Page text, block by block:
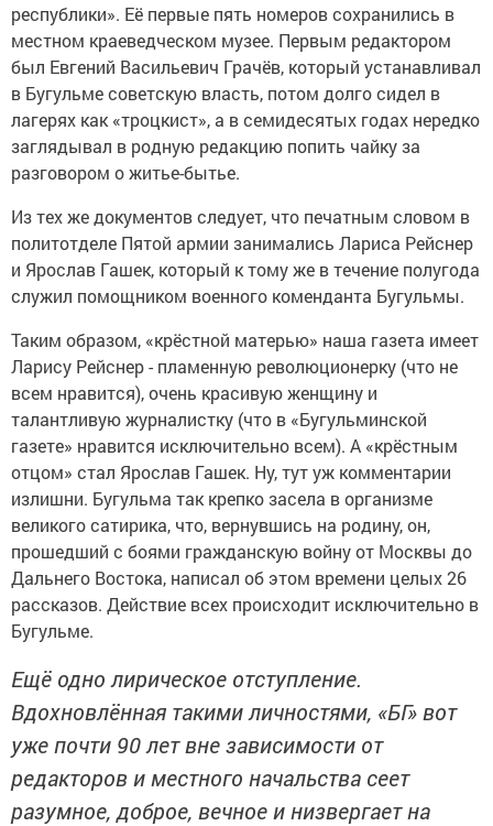
республики». Её первые пять номеров сохранились в
местном краеведческом музее. Первым редактором
был Евгений Васильевич Грачёв, который устанавливал
в Бугульме советскую власть, потом долго сидел в
лагерях как «троцкист», а в семидесятых годах нередко
заглядывал в родную редакцию попить чайку за
разговором о житье-бытье.
Из тех же документов следует, что печатным словом в
политотделе Пятой армии занимались Лариса Рейснер
и Ярослав Гашек, который к тому же в течение полугода
служил помощником военного коменданта Бугульмы.
Таким образом, «крёстной матерью» наша газета имеет
Ларису Рейснер - пламенную революционерку (что не
всем нравится), очень красивую женщину и
талантливую журналистку (что в «Бугульминской
газете» нравится исключительно всем). А «крёстным
отцом» стал Ярослав Гашек. Ну, тут уж комментарии
излишни. Бугульма так крепко засела в организме
великого сатирика, что, вернувшись на родину, он,
прошедший с боями гражданскую войну от Москвы до
Дальнего Востока, написал об этом времени целых 26
рассказов. Действие всех происходит исключительно в
Бугульме.
Ещё одно лирическое отступление.
Вдохновлённая такими личностями, «БГ» вот
уже почти 90 лет вне зависимости от
редакторов и местного начальства сеет
разумное, доброе, вечное и низвергает на